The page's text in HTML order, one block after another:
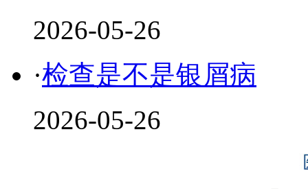
2026-05-26
·检查是不是银屑病
2026-05-26